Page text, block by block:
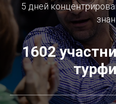
5 дней
1602